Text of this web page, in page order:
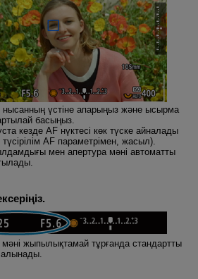
нысанның үстіне апарыңыз және ысырма
басыңыз.
кезде AF нүктесі көк түске айналады
AF параметрімен, жасыл).
мен апертура мәні автоматты
мәні жыпылықтамай тұрғанда стандартты